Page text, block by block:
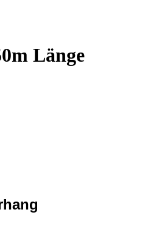
Länge